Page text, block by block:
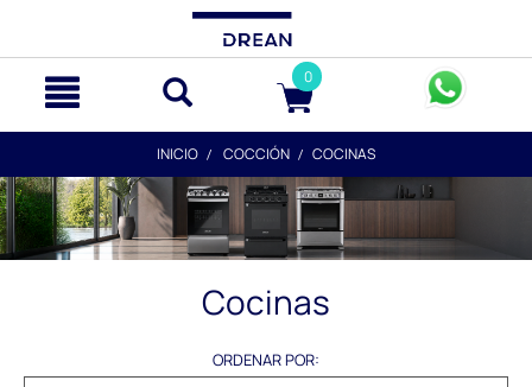
0
INICIO COCCIÓN COCINAS
Cocinas
ORDENAR POR: